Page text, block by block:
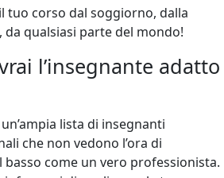
tuo corso dal soggiorno, dalla
qualsiasi parte del mondo!
l’insegnante adatto
lista di insegnanti
che non vedono l’ora di
come un vero professionista.